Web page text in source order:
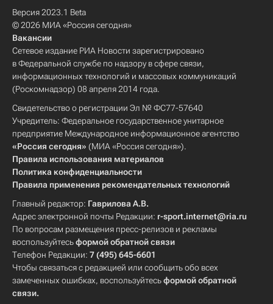
Версия 2023.1 Beta
© 2026 МИА «Россия сегодня»
Вакансии
Сетевое издание РИА Новости зарегистрировано
в Федеральной службе по надзору в сфере связи,
информационных технологий и массовых коммуникаций
(Роскомнадзор) 08 апреля 2014 года.
Свидетельство о регистрации Эл № ФС77-57640
Учредитель: Федеральное государственное унитарное
предприятие Международное информационное агентство
«Россия сегодня» (МИА «Россия сегодня»).
Правила использования материалов
Политика конфиденциальности
Правила применения рекомендательных технологий
Главный редактор: Гаврилова А.В.
Адрес электронной почты Редакции: r-sport.internet@ria.ru
По вопросам размещения пресс-релизов и рекламы
воспользуйтесьформой обратной связи
Телефон Редакции: 7 (495) 645-6601
Чтобы связаться с редакцией или сообщить обо всех
замеченных ошибках, воспользуйтесьформой обратной
связи.